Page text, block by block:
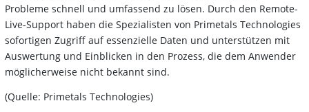
Probleme schnell und umfassend zu lösen. Durch den Remote-
Live-Support haben die Spezialisten von Primetals Technologies
sofortigen Zugriff auf essenzielle Daten und unterstützen mit
Auswertung und Einblicken in den Prozess, die dem Anwender
möglicherweise nicht bekannt sind.
(Quelle: Primetals Technologies)